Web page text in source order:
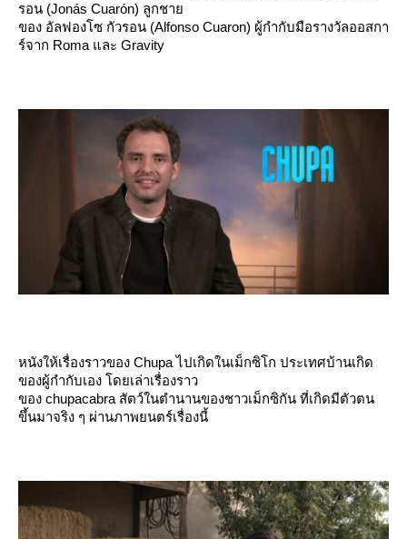
รอน (Jonás Cuarón) ลูกชา
ของ อัลฟองโซ กัวรอน (Alfonso Cuaron) ผู้กำกับมือรางวัลออสกา
ร์จาก Roma และ Gravity
หนังให้เรื่องราวของ Chupa ไปเกิดในเม็กซิโก ประเทศบ้านเกิด
ของผู้กำกับเอง โดยเล่าเรื่องราว
ของ chupacabra สัตว์ในตำนานของชาวเม็กซิกัน ที่เกิดมีตัวตน
ขึ้นมาจริง ๆ ผ่านภาพยนตร์เรื่องนี้